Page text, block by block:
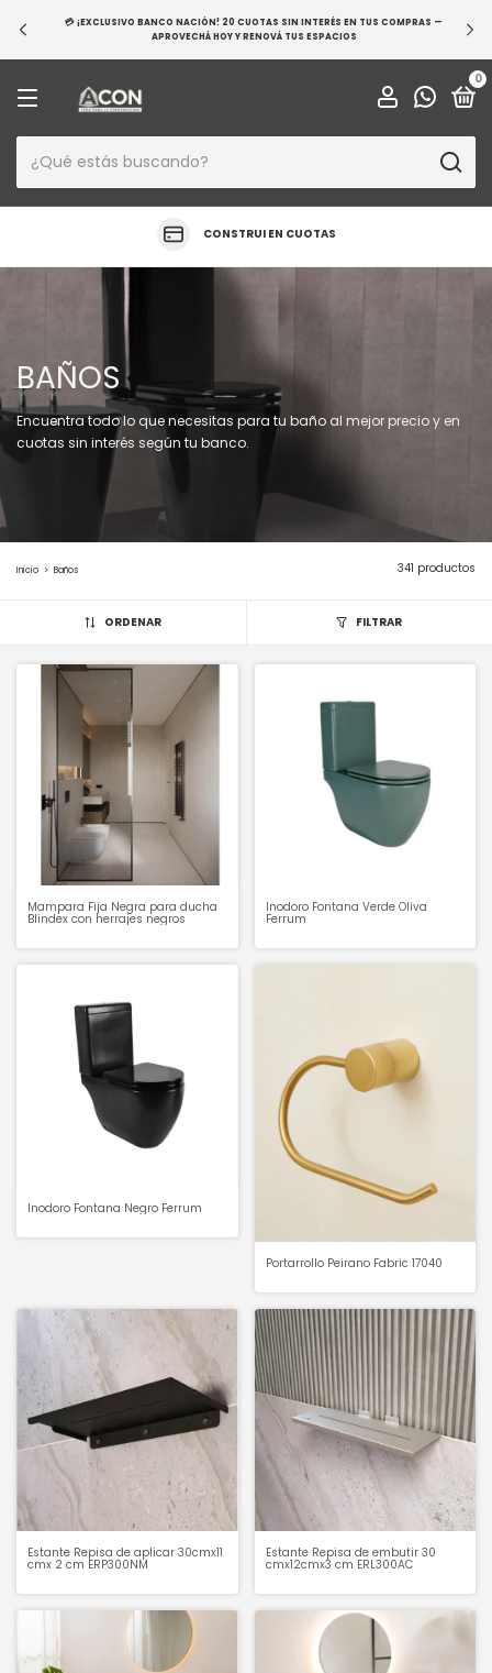
💳 ¡EXCLUSIVO BANCO NACIÓN! 20 CUOTAS SIN INTERÉS EN TUS COMPRAS —
APROVECHÁ HOY Y RENOVÁ TUS ESPACIOS
0
CONSTRUI EN CUOTAS
BAÑOS
Encuentra todo lo que necesitas para tu baño al mejor precio y en
cuotas sin interés según tu banco.
Inicio > Baños 341 productos
ORDENAR FILTRAR
Mampara Fija Negra para ducha
Blindex con herrajes negros
Inodoro Fontana Verde Oliva
Ferrum
Inodoro Fontana Negro Ferrum
Portarrollo Peirano Fabric 17040
Estante Repisa de aplicar 30cmx11
cmx 2 cm ERP300NM
Estante Repisa de embutir 30
cmx12cmx3 cm ERL300AC